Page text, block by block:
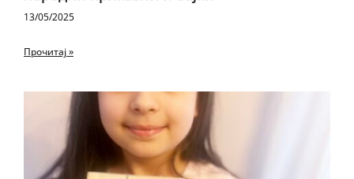
13/05/2025
Прочитај »